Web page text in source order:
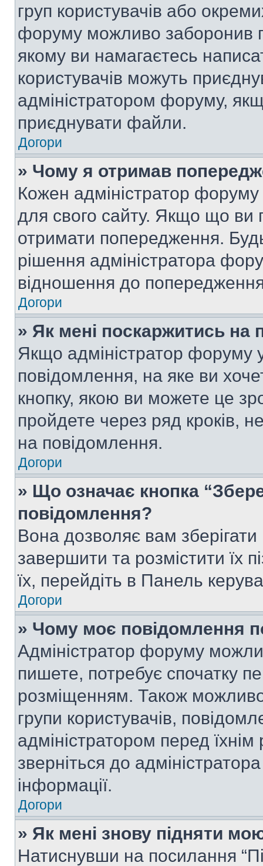
груп користувачів або
форуму можливо заборонив
якому ви намагаєтесь
користувачів можуть
адміністратором форуму,
приєднувати файли.
Догори
» Чому я отримав
Кожен адміністратор
для свого сайту. Якщо що
отримати попередження.
рішення адміністратора
відношення до
Догори
» Як мені поскаржитись на
Якщо адміністратор форуму
повідомлення, на яке ви
кнопку, якою ви можете це
пройдете через ряд кроків,
на повідомлення.
Догори
» Що означає кнопка
повідомлення?
Вона дозволяє вам
завершити та розмістити їх
їх, перейдіть в Панель
Догори
» Чому моє повідомлення
Адміністратор форуму
пишете, потребує спочатку
розміщенням. Також
групи користувачів,
адміністратором перед
зверніться до
інформації.
Догори
» Як мені знову підняти
Натиснувши на посилання